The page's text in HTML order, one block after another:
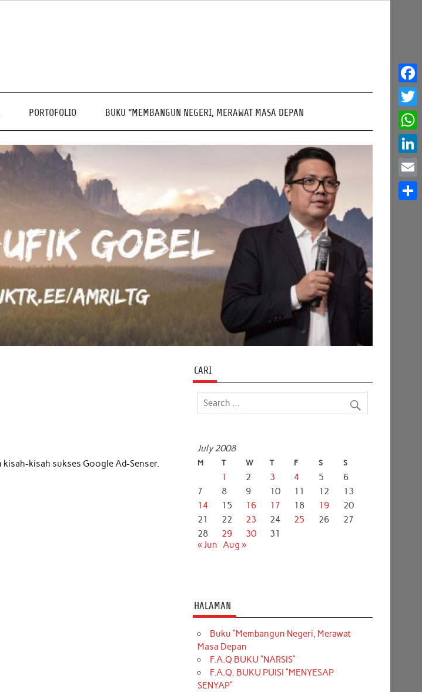
PORTOFOLIO BUKU “MEMBANGUN NEGERI, MERAWAT MASA DEPAN
kisah-kisah sukses Google Ad-Senser.
CARI
July 2008
M T W T F S S
1 2 3 4 5
6
7
8 9 10 11 12
13
14
15 16 17 18 19
20
21
22 23 24 25 26
27
28
29 30
31
« Jun Aug »
HALAMAN
Buku “Membangun Negeri, Merawat
Masa Depan
F.A.Q BUKU “NARSIS”
F.A.Q. BUKU PUISI “MENYESAP
SENYAP”
Email